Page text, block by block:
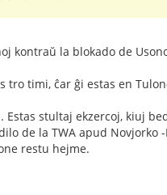
kontraŭ la blokado de
tro timi, ĉar ĝi estas en
Estas stultaj ekzercoj, kiuj
de la TWA apud Novjorko
restu hejme.